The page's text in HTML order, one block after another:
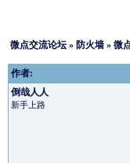
微点交流论坛 » 防火墙» 微
作者:
倒哉人人
新手上路